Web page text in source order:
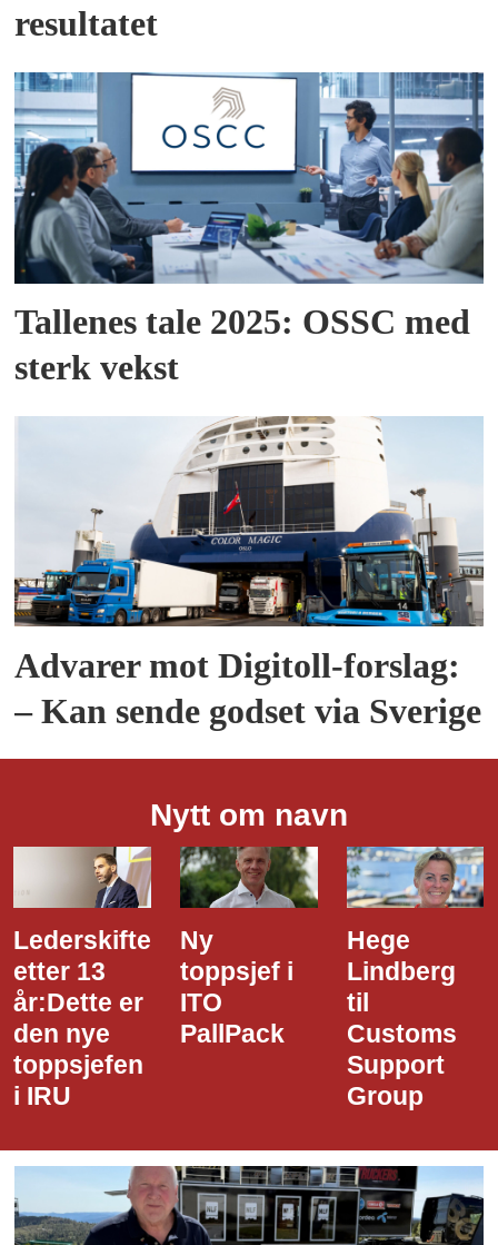
resultatet
Tallenes tale 2025: OSSC med
sterk vekst
Advarer mot Digitoll-forslag:
– Kan sende godset via Sverige
Nytt om navn
Ny
toppsjef i
ITO
PallPack
Hege
Lindberg
til
Customs
Dette er
den nye
i Narvik
Havn